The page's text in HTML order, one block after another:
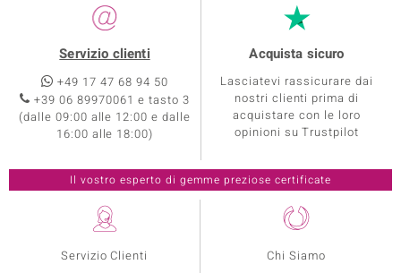
Servizio clienti
+49 17 47 68 94 50
+39 06 89970061 e tasto 3
(dalle 09:00 alle 12:00 e dalle
16:00 alle 18:00)
Acquista sicuro
Lasciatevi rassicurare dai
nostri clienti prima di
acquistare con le loro
opinioni su Trustpilot
Servizio Clienti
Chi Siamo